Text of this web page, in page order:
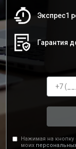
Экспрес1
Гарантия
Нажимая на кнопку
моих